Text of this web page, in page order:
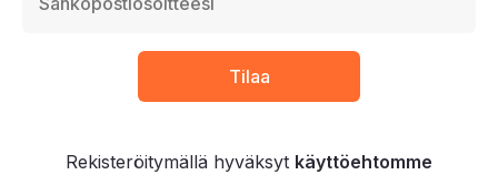
Rekisteröitymällä hyväksyt käyttöehtomme